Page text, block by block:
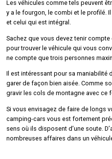
Les véhicules comme tels peuvent
y a le fourgon, le combi et le profilé.
et celui qui est intégral.
Sachez que vous devez tenir
pour trouver le véhicule qui vous
ne compte que trois personnes
Il est intéressant pour sa maniabilité
garer de façon bien aisée. Comme
gravir les cols de montagne avec ce
Si vous envisagez de faire de longs
camping-cars vous est fortement
sens où ils disposent d’une soute.
nombreuses affaires dans un